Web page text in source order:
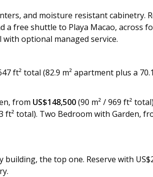
and moisture resistant cabinetry.
a free shuttle to Playa Macao, across
optional managed service.
ft² total (82.9 m² apartment plus a
from US$148,500(90 m² / 969 ft²
ft² total). Two Bedroom with Garden,
the top one. Reserve with